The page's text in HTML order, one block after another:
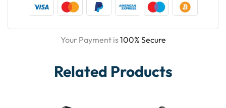
Your Payment is100% Secure
Related Products